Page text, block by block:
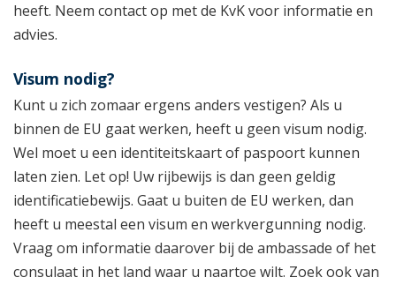
heeft. Neem contact op met de KvK voor informatie en
advies.
Visum nodig?
Kunt u zich zomaar ergens anders vestigen? Als u
binnen de EU gaat werken, heeft u geen visum nodig.
Wel moet u een identiteitskaart of paspoort kunnen
laten zien. Let op! Uw rijbewijs is dan geen geldig
identificatiebewijs. Gaat u buiten de EU werken, dan
heeft u meestal een visum en werkvergunning nodig.
Vraag om informatie daarover bij de ambassade of het
consulaat in het land waar u naartoe wilt. Zoek ook van